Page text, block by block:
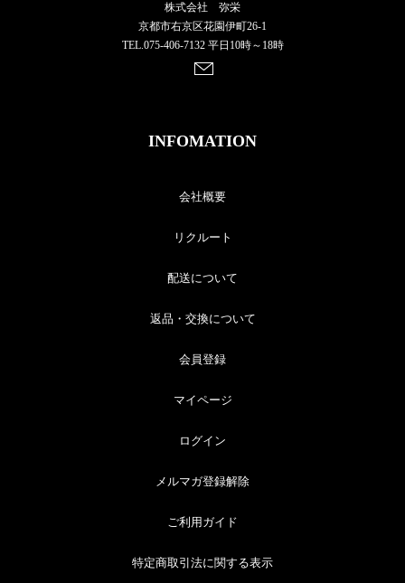
株式会社 弥栄
京都市右京区花園伊町26-1
TEL.075-406-7132 平日10時～18時
INFOMATION
会社概要
リクルート
配送について
返品・交換について
会員登録
マイページ
ログイン
メルマガ登録解除
ご利用ガイド
特定商取引法に関する表示